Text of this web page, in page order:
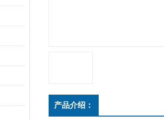
产品介绍：